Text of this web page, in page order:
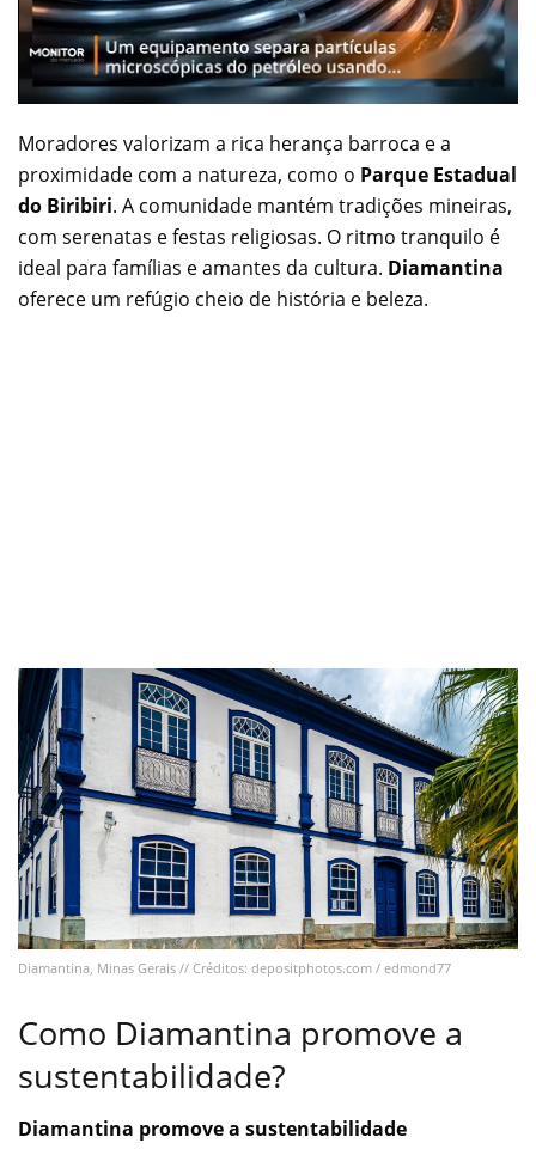
Moradores valorizam a rica herança barroca e a
proximidade com a natureza, como o Parque Estadual
do Biribiri. A comunidade mantém tradições mineiras,
com serenatas e festas religiosas. O ritmo tranquilo é
ideal para famílias e amantes da cultura. Diamantina
oferece um refúgio cheio de história e beleza.
Diamantina, Minas Gerais // Créditos: depositphotos.com / edmond77
Como Diamantina promove a
sustentabilidade?
Diamantina promove a sustentabilidade